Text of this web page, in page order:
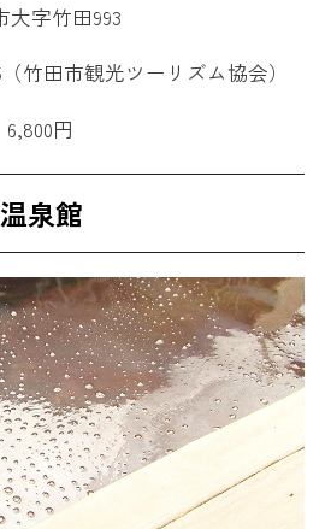
大字竹田993
（竹田市観光ツーリズム協会）
円
泉館